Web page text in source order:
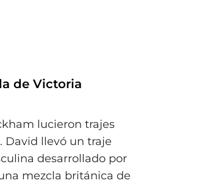
de Victoria
lucieron trajes
David llevó un traje
desarrollado por
mezcla británica de